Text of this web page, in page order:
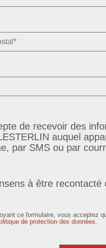
de recevoir des
auquel
par SMS ou par
à être recontacté
ce formulaire, vous acceptez
de protection des données.